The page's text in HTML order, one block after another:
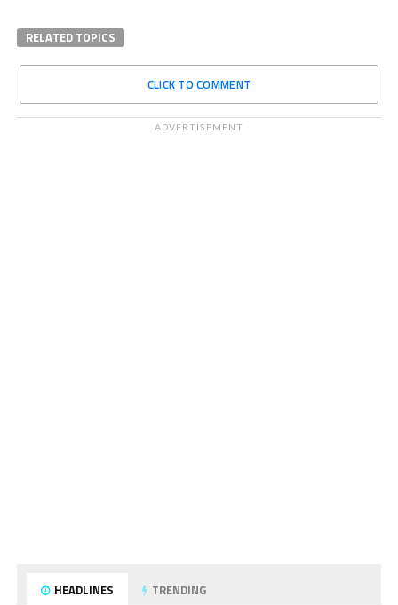
RELATED TOPICS
CLICK TO COMMENT
ADVERTISEMENT
HEADLINES TRENDING